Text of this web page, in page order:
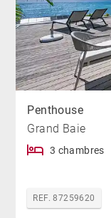
Penthouse
Grand Baie
3 chambres
REF. 87259620